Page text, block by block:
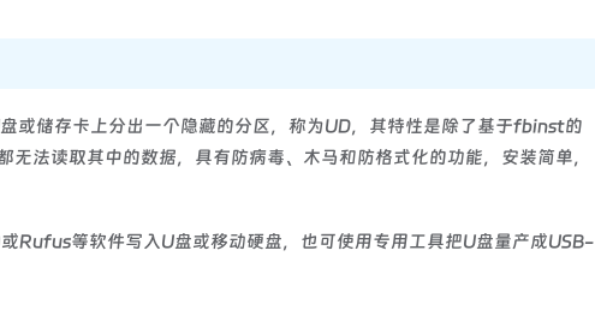
或储存卡上分出一个隐藏的分区，称为UD，其特性是除了基于fbinst的
法读取其中的数据，具有防病毒、木马和防格式化的功能，安装简单，
Rufus等软件写入U盘或移动硬盘，也可使用专用工具把U盘量产成USB-